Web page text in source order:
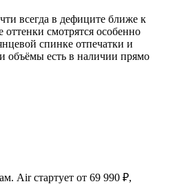
всегда в дефиците ближе к
смотрятся особенно
спинке отпечатки и
объёмы есть в наличии прямо
Air стартует от 69 990 ₽,